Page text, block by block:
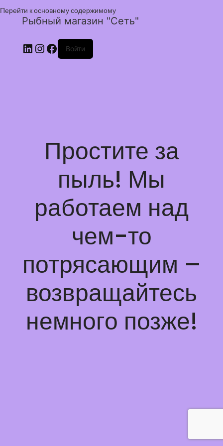
Перейти к основному содержимому
Рыбный магазин "Сеть"
Войти
Простите за
пыль! Мы
работаем над
чем-то
потрясающим –
возвращайтесь
немного позже!